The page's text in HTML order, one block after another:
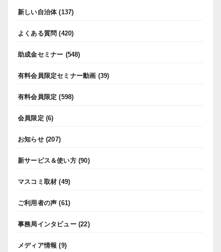
新しい自治体(137)
よくある質問 (420)
助成金セミナー (548)
有料会員限定セミナー動画 (39)
有料会員限定 (598)
会員限定 (6)
お知らせ(207)
新サービス＆使い方(90)
マスコミ取材 (49)
ご利用者の声 (61)
事務局インタビュー(22)
メディア情報 (9)